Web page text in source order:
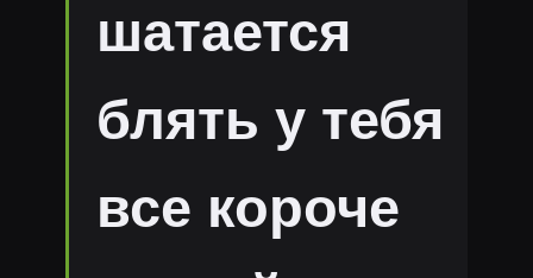
шатается
блять у тебя
все короче